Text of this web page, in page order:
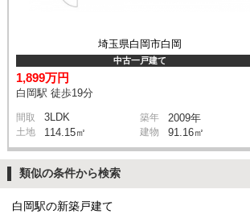
埼玉県白岡市白岡
中古一戸建て
1,899万円
白岡駅 徒歩19分
間取 3LDK 築年 2009年
土地 114.15㎡ 建物 91.16㎡
類似の条件から検索
白岡駅の新築戸建て